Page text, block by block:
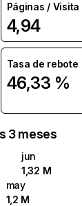
Páginas / Visita
4,94
Tasa de rebote
46,33 %
3 meses
jun
1,32 M
may
1,2 M